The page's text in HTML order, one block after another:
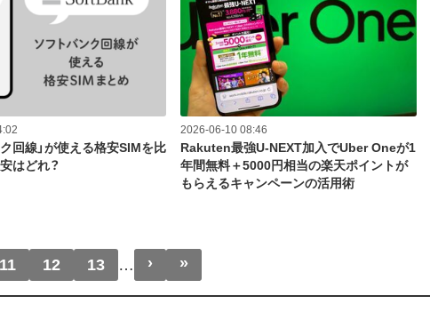
回線」が使える格安SIMを比
はどれ？
2026-06-10 08:46
Rakuten最強U-NEXT加入でUber Oneが1
年間無料＋5000円相当の楽天ポイントが
もらえるキャンペーンの活用術
11 12 13 … › 次ページ
»最終ページ